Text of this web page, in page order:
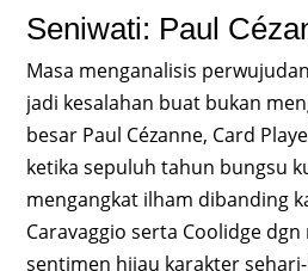
Seniwati: Paul
Masa menganalisis
jadi kesalahan buat bukan
besar Paul Cézanne, Card
ketika sepuluh tahun bungsu
mengangkat ilham dibanding
Caravaggio serta Coolidge
sentimen hijau karakter